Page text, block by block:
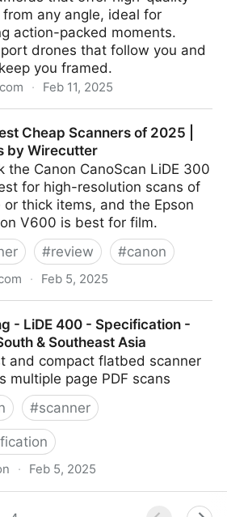
any angle, ideal for
action-packed moments.
drones that follow you and
you framed.
· Feb 11, 2025
Official
Cheap Scanners of 2025 |
by Wirecutter
the Canon CanoScan LiDE 300
for high-resolution scans of
or thick items, and the Epson
V600 is best for film.
#review #canon
· Feb 5, 2025
- LiDE 400 - Specification -
& Southeast Asia
and compact flatbed scanner
multiple page PDF scans
#scanner
· Feb 5, 2025